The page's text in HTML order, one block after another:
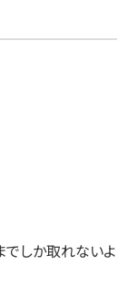
でしか取れないよ